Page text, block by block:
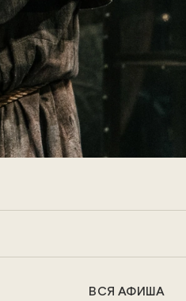
ВСЯ АФИША